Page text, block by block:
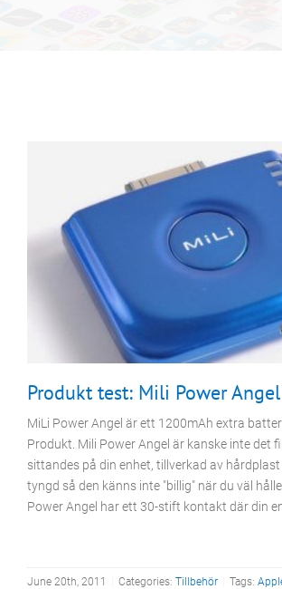
Tillbehör
Produkt test: Mili Power Angel
MiLi Power Angel är ett 1200mAh extra
Produkt. Mili Power Angel är kanske inte det
sittandes på din enhet, tillverkad av hårdplast
tyngd så den känns inte "billig" när du väl
Power Angel har ett 30-stift kontakt där din
June 20th, 2011 Categories: Tillbehör Tags: